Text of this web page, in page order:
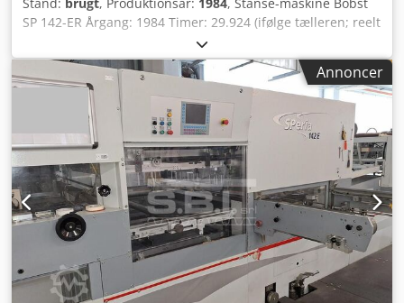
SP 142-ER Årgang: 1984 Timer: 29.924 (ifølge tælleren; reelt
forventet produktionstimetal ca. 60.000/70.000) Csdpfx
Adsr I Ipvjterf Udstyret med: - Udløsnings- og
udtagningsstationer - Push Lay-system - Non-stop
indføring med manuel skifte af indføringsstænger - Non-
stop udlæg - Fødning til bølgepap - Hurtiglåsende værktøj i
udløserstation - Mikrometrisk indstillingssystem Tekniske
specifikationer: - Maks. stansehastighed: 6.000 ark/time -
Maks. arkstørrelse: 1420 x 1020 mm - Min. arkstørrelse:
700 x 500 mm - Stansekraft: maks. 600 T - Karton op til
2.000 g/m2 - Bølgepap op til 4 mm tykkelse
Annoncer